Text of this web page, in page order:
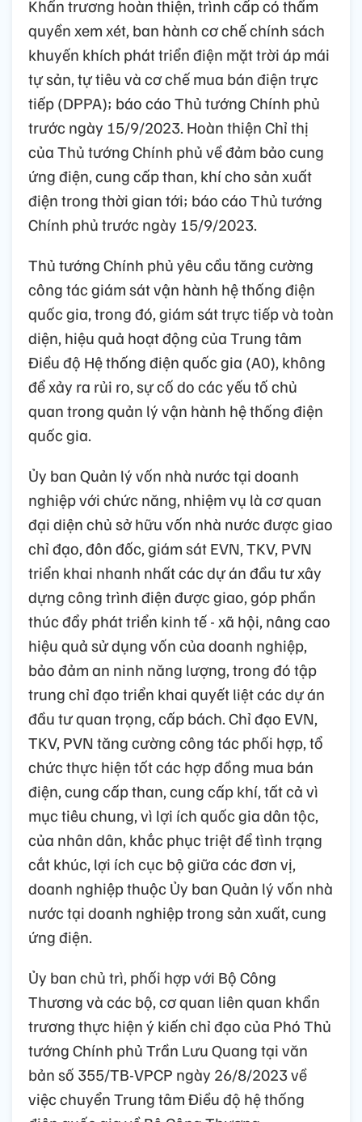
Khẩn trương hoàn thiện, trình cấp có thẩm
quyền xem xét, ban hành cơ chế chính sách
khuyến khích phát triển điện mặt trời áp mái
tự sản, tự tiêu và cơ chế mua bán điện trực
tiếp (DPPA); báo cáo Thủ tướng Chính phủ
trước ngày 15/9/2023. Hoàn thiện Chỉ thị
của Thủ tướng Chính phủ về đảm bảo cung
ứng điện, cung cấp than, khí cho sản xuất
điện trong thời gian tới; báo cáo Thủ tướng
Chính phủ trước ngày 15/9/2023.
Thủ tướng Chính phủ yêu cầu tăng cường
công tác giám sát vận hành hệ thống điện
quốc gia, trong đó, giám sát trực tiếp và toàn
diện, hiệu quả hoạt động của Trung tâm
Điều độ Hệ thống điện quốc gia (A0), không
để xảy ra rủi ro, sự cố do các yếu tố chủ
quan trong quản lý vận hành hệ thống điện
quốc gia.
Ủy ban Quản lý vốn nhà nước tại doanh
nghiệp với chức năng, nhiệm vụ là cơ quan
đại diện chủ sở hữu vốn nhà nước được giao
chỉ đạo, đôn đốc, giám sát EVN, TKV, PVN
triển khai nhanh nhất các dự án đầu tư xây
dựng công trình điện được giao, góp phần
thúc đẩy phát triển kinh tế - xã hội, nâng cao
hiệu quả sử dụng vốn của doanh nghiệp,
bảo đảm an ninh năng lượng, trong đó tập
trung chỉ đạo triển khai quyết liệt các dự án
đầu tư quan trọng, cấp bách. Chỉ đạo EVN,
TKV, PVN tăng cường công tác phối hợp, tổ
chức thực hiện tốt các hợp đồng mua bán
điện, cung cấp than, cung cấp khí, tất cả vì
mục tiêu chung, vì lợi ích quốc gia dân tộc,
của nhân dân, khắc phục triệt để tình trạng
cắt khúc, lợi ích cục bộ giữa các đơn vị,
doanh nghiệp thuộc Ủy ban Quản lý vốn nhà
nước tại doanh nghiệp trong sản xuất, cung
ứng điện.
Ủy ban chủ trì, phối hợp với Bộ Công
Thương và các bộ, cơ quan liên quan khẩn
trương thực hiện ý kiến chỉ đạo của Phó Thủ
tướng Chính phủ Trần Lưu Quang tại văn
bản số 355/TB-VPCP ngày 26/8/2023 về
việc chuyển Trung tâm Điều độ hệ thống